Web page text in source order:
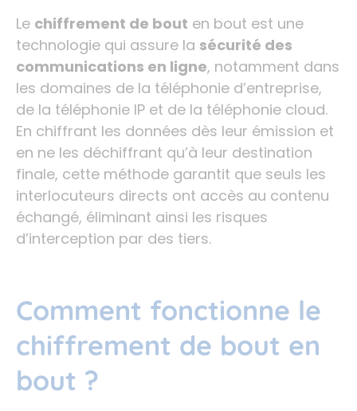
Le chiffrement de bout en bout est une
technologie qui assure la sécurité des
communications en ligne, notamment dans
les domaines de la téléphonie d’entreprise,
de la téléphonie IP et de la téléphonie cloud.
En chiffrant les données dès leur émission et
en ne les déchiffrant qu’à leur destination
finale, cette méthode garantit que seuls les
interlocuteurs directs ont accès au contenu
échangé, éliminant ainsi les risques
d’interception par des tiers.
Comment fonctionne le
chiffrement de bout en
bout ?